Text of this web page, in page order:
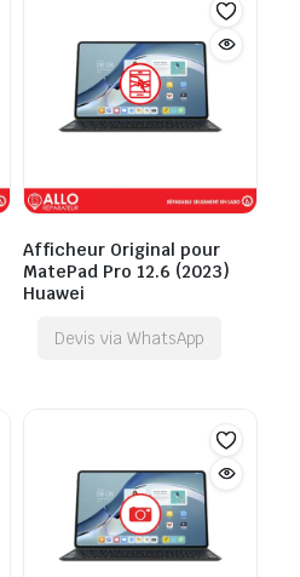
Afficheur Original pour
MatePad Pro 12.6 (2023)
Huawei
Devis via WhatsApp